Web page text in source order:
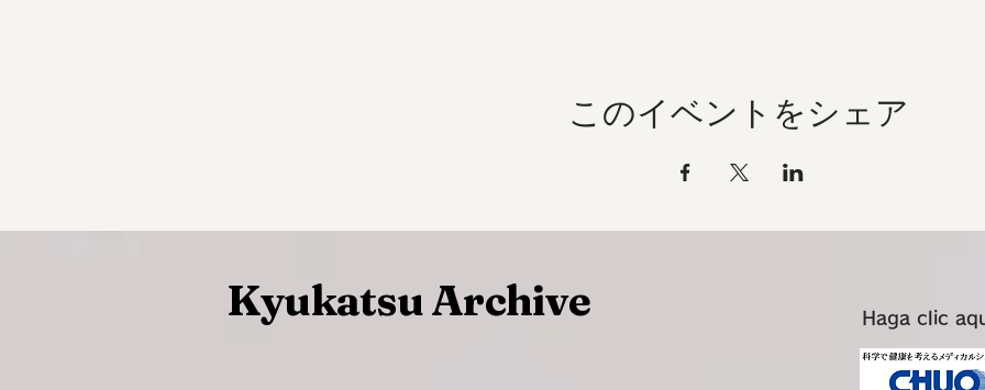
このイベントをシェア
Kyukatsu Archive Haga clic